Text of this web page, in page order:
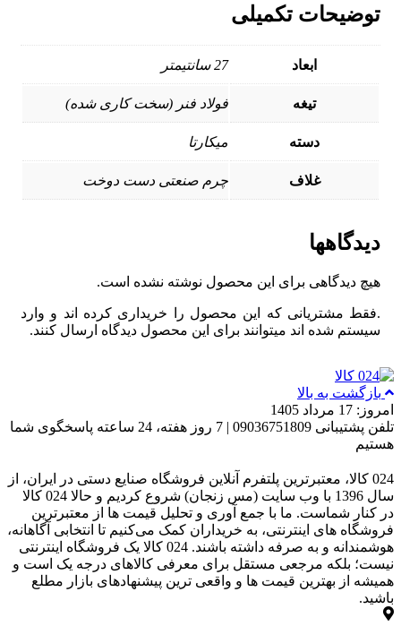
توضیحات تکمیلی
ابعاد 27 سانتیمتر
تیغه فولاد فنر (سخت کاری شده)
دسته میکارتا
غلاف چرم صنعتی دست دوخت
دیدگاهها
هیچ دیدگاهی برای این محصول نوشته نشده است.
.فقط مشتریانی که این محصول را خریداری کرده اند و وارد
سیستم شده اند میتوانند برای این محصول دیدگاه ارسال کنند.
بازگشت به بالا
امروز: 17 مرداد 1405
تلفن پشتیبانی 09036751809 | 7 روز هفته، 24 ساعته پاسخگوی شما
هستیم
024 کالا، معتبرترین پلتفرم آنلاین فروشگاه صنایع دستی در ایران، از
سال 1396 با وب سایت (مس زنجان) شروع کردیم و حالا 024 کالا
در کنار شماست. ما با جمع‌ آوری و تحلیل قیمت‌ ها از معتبرترین
فروشگاه‌ های اینترنتی، به خریداران کمک می‌کنیم تا انتخابی آگاهانه،
هوشمندانه و به‌ صرفه داشته باشند. 024 کالا یک فروشگاه اینترنتی
نیست؛ بلکه مرجعی مستقل برای معرفی کالاهای درجه یک است و
همیشه از بهترین قیمت‌ ها و واقعی‌ ترین پیشنهادهای بازار مطلع
باشید.